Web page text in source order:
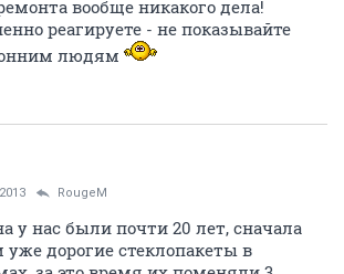
вообще никакого дела!
реагируете - не показывайте
людям
RougeM
у нас были почти 20 лет, сначала
дорогие стеклопакеты в